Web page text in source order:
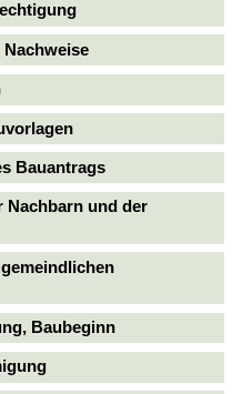
Bauantrags
Nachbarn und der
Baubeginn